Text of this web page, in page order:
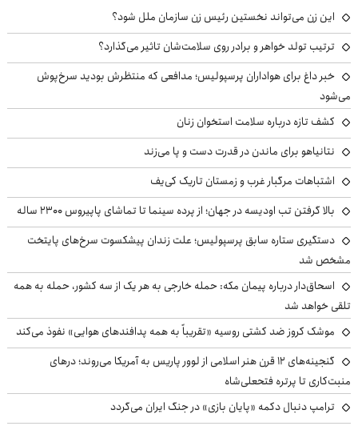
این زن می‌تواند نخستین رئیس زن سازمان ملل شود؟
ترتیب تولد خواهر و برادر روی سلامت‌شان تاثیر می‌گذارد؟
خبر داغ برای هواداران پرسپولیس؛ مدافعی که منتظرش بودید سرخ‌پوش
می‌شود
کشف تازه درباره سلامت استخوان زنان
نتانیاهو برای ماندن در قدرت دست و پا می‌زند
اشتباهات مرگبار غرب و زمستان تاریک کی‌یف
بالا گرفتن تب اودیسه در جهان؛ از پرده سینما تا تماشای پاپیروس ۲۳۰۰ ساله
دستگیری ستاره سابق پرسپولیس؛ علت زندان پیشکسوت سرخ‌های پایتخت
مشخص شد
اسحاق‌دار درباره پیمان مکه: حمله خارجی به هر یک از سه کشور، حمله به همه
تلقی خواهد شد
موشک کروز ضد کشتی روسیه «تقریباً به همه پدافندهای هوایی» نفوذ می‌کند
گنجینه‌های ۱۲ قرن هنر اسلامی از لوور پاریس به آمریکا می‌روند؛ درهای
منبت‌کاری تا پرتره فتحعلی‌شاه
ترامپ دنبال دکمه «پایان بازی» در جنگ ایران می‌گردد